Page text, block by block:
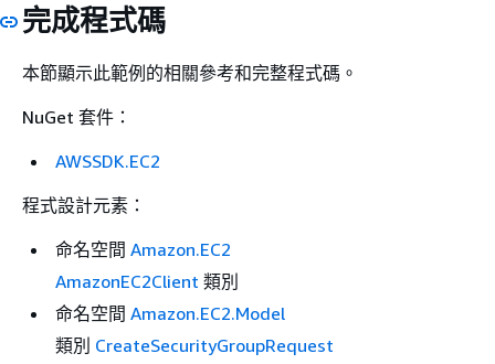
完成程式碼
本節顯示此範例的相關參考和完整程式碼。
NuGet 套件：
AWSSDK.EC2
程式設計元素：
命名空間 Amazon.EC2
AmazonEC2Client 類別
命名空間 Amazon.EC2.Model
類別 CreateSecurityGroupRequest